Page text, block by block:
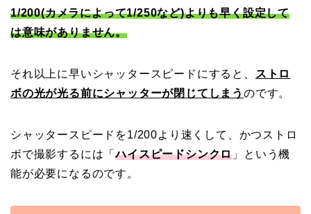
1/200(カメラによって1/250など)よりも早く設定して
は意味がありません。
それ以上に早いシャッタースピードにすると、
ストロ
ボの光が光る前にシャッターが閉じてしまう のです。
シャッタースピードを1/200より速くして、かつストロ
ボで撮影するには「ハイスピードシンクロ 」という機
能が必要になるのです。